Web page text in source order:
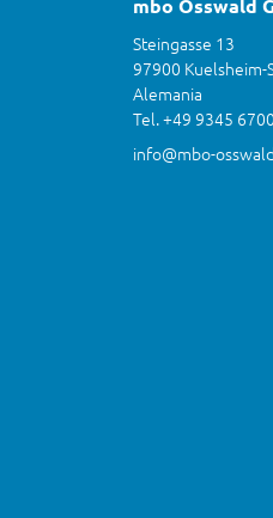
mbo Osswald
Steingasse 13
97900 Kuelsheim-
Alemania
Tel. +49 9345 6700
info@mbo-